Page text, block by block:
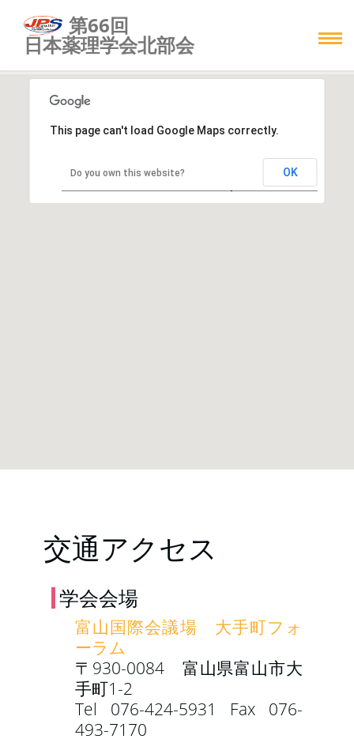
第66回
日本薬理学会北部会
Home アクセス
This page can't load Google Maps correctly.
Do you own this website? OK
交通アクセス
学会会場
富山国際会議場 大手町フォ
ーラム
〒930-0084 富山県富山市大
手町1-2
Tel 076-424-5931 Fax 076-
493-7170